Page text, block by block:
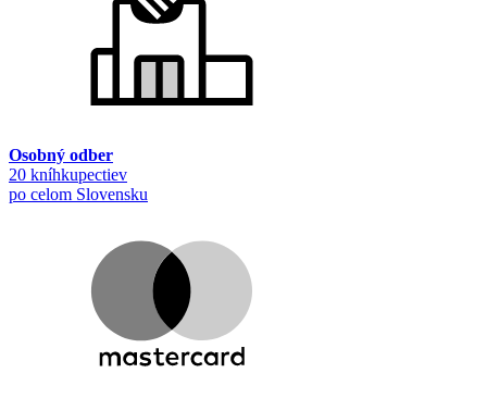
Osobný odber
20 kníhkupectiev
po celom Slovensku